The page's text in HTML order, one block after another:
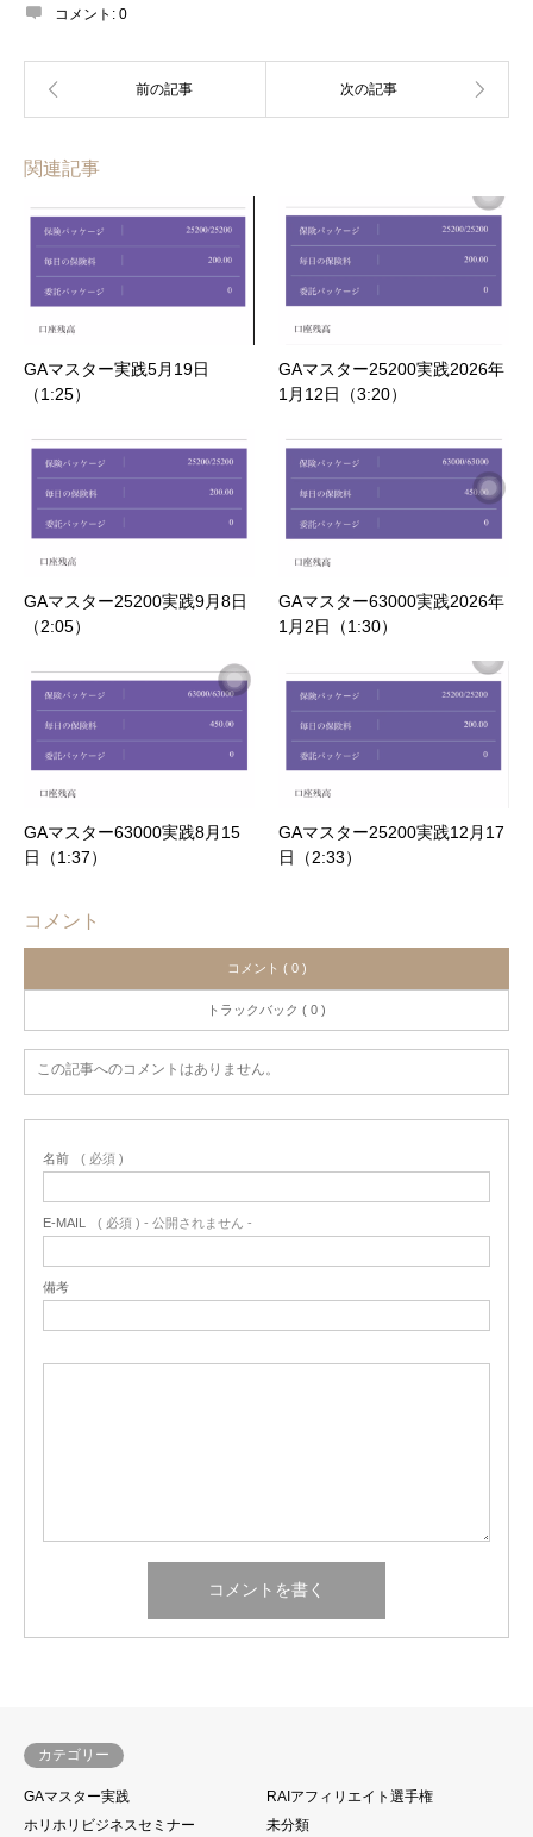
コメント: 0
関連記事
GAマスター実践5月19日
（1:25）
GAマスター25200実践2026年
1月12日（3:20）
GAマスター25200実践9月8日
（2:05）
GAマスター63000実践2026年
1月2日（1:30）
GAマスター63000実践8月15
日（1:37）
GAマスター25200実践12月17
日（2:33）
コメント
コメント ( 0 )
トラックバック ( 0 )
この記事へのコメントはありません。
名前 ( 必須 )
E-MAIL ( 必須 ) - 公開されません -
備考
カテゴリー
GAマスター実践
RAIアフィリエイト選手権
ホリホリビジネスセミナー
未分類